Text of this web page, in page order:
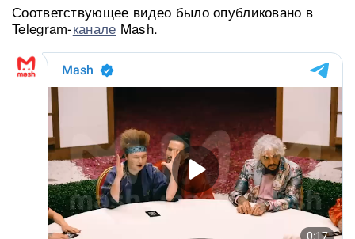
Соответствующее видео было опубликовано в
Telegram-канале Mash.